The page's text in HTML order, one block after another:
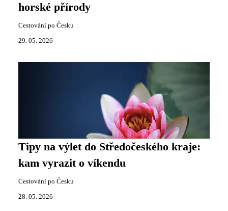
horské přírody
Cestování po Česku
29. 05. 2026
Tipy na výlet do Středočeského kraje:
kam vyrazit o víkendu
Cestování po Česku
28. 05. 2026